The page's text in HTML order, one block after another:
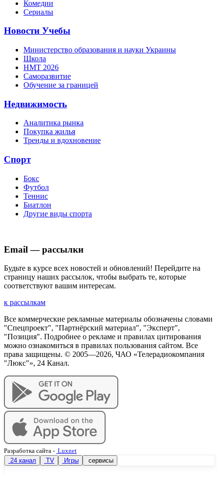
Комедии
Сериалы
Новости Учебы
Министерство образования и науки Украины
Школа
НМТ 2026
Саморазвитие
Обучение за границей
Недвижимость
Аналитика рынка
Покупка жилья
Тренды и вдохновение
Спорт
Бокс
Футбол
Теннис
Биатлон
Другие виды спорта
Email — рассылки
Будьте в курсе всех новостей и обновлений! Перейдите на
страницу наших рассылок, чтобы выбрать те, которые
соответствуют вашим интересам.
к рассылкам
Все коммерческие рекламные материалы обозначены словами
"Спецпроект", "Партнёрский материал", "Эксперт",
"Позиция". Подробнее о рекламе и правилах цитирования
можно ознакомиться в правилах пользования сайтом. Все
права защищены. © 2005—2026, ЧАО «Телерадиокомпания
"Люкс"», 24 Канал.
Разработка сайта - Luxnet
24 канал
TV Игры сервисы